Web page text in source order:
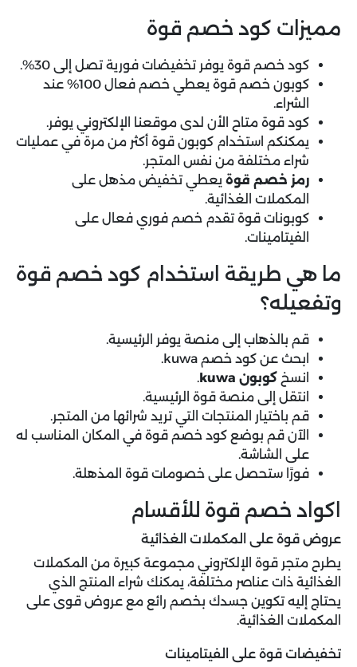
مميزات كود خصم قوة
كود خصم قوة يوفر تخفيضات فورية تصل إلى 30%.
كوبون خصم قوة يعطي خصم فعال 100% عند
الشراء.
كود قوة متاح الأن لدى موقعنا الإلكتروني يوفر.
يمكنكم استخدام كوبون قوة أكثر من مرة في عمليات
شراء مختلفة من نفس المتجر.
رمز خصم قوة يعطي تخفيض مذهل على
المكملات الغذائية.
كوبونات قوة تقدم خصم فوري فعال على
الفيتامينات.
ما هي طريقة استخدام كود خصم قوة
وتفعيله؟
قم بالذهاب إلى منصة يوفر الرئيسية.
ابحث عن كود خصم kuwa.
انسخ كوبون kuwa
.
انتقل إلى منصة قوة الرئيسية.
قم باختيار المنتجات التي تريد شرائها من المتجر.
الآن قم بوضع كود خصم قوة في المكان المناسب له
على الشاشة.
فورًا ستحصل على خصومات قوة المذهلة.
اكواد خصم قوة للأقسام
عروض قوة على المكملات الغذائية
يطرح متجر قوة الإلكتروني مجموعة كبيرة من المكملات
الغذائية ذات عناصر مختلفة، يمكنك شراء المنتج الذي
يحتاج إليه تكوين جسدك بخصم رائع مع عروض قوى على
المكملات الغذائية.
تخفيضات قوة على الفيتامينات